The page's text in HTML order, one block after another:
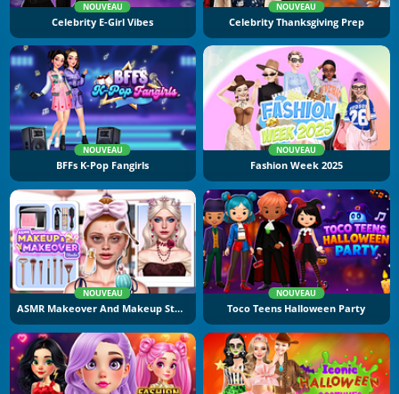
NOUVEAU
Celebrity E-Girl Vibes
NOUVEAU
Celebrity Thanksgiving Prep
NOUVEAU
BFFs K-Pop Fangirls
NOUVEAU
Fashion Week 2025
NOUVEAU
ASMR Makeover And Makeup Studio
NOUVEAU
Toco Teens Halloween Party